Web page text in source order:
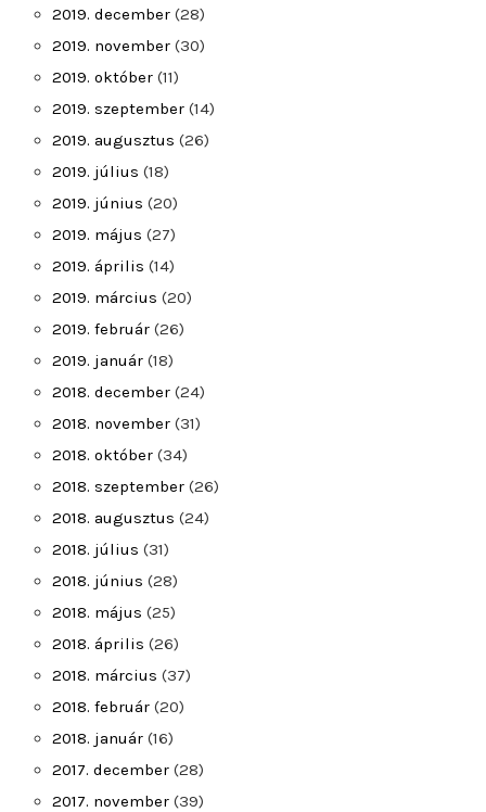
2019. december (28)
2019. november (30)
2019. október (11)
2019. szeptember (14)
2019. augusztus (26)
2019. július (18)
2019. június (20)
2019. május (27)
2019. április (14)
2019. március (20)
2019. február (26)
2019. január (18)
2018. december (24)
2018. november (31)
2018. október (34)
2018. szeptember (26)
2018. augusztus (24)
2018. július (31)
2018. június (28)
2018. május (25)
2018. április (26)
2018. március (37)
2018. február (20)
2018. január (16)
2017. december (28)
2017. november (39)